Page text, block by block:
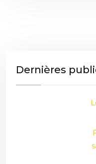
Dernières